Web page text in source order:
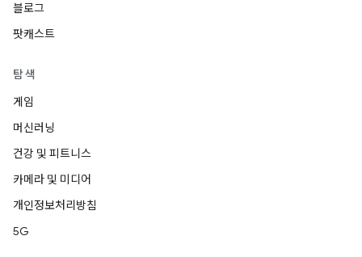
블로그
팟캐스트
탐색
게임
머신러닝
건강 및 피트니스
카메라 및 미디어
개인정보처리방침
5G